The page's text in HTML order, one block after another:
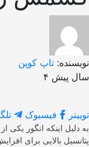
نویسنده: تاپ کوپن
۴ سال پیش
توییتر فیسبوک
به دلیل اینکه انگور
پتانسیل بالایی برای